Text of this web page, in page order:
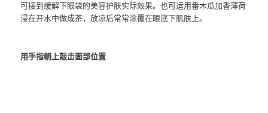
可接到缓解下眼袋的美容护肤实际效果。也可运用番木瓜加香薄荷
浸在开水中做成茶，放凉后常常涂覆在眼底下肌肤上。
用手指朝上敲击面部位置